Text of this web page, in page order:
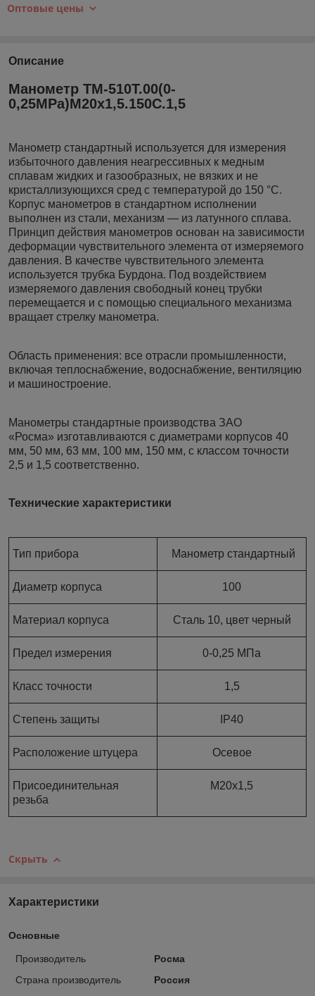
Оптовые цены
Описание
Манометр ТМ-510Т.00(0-
0,25MPa)М20х1,5.150С.1,5
Манометр стандартный используется для измерения
избыточного давления неагресcивных к медным
сплавам жидких и газообразных, не вязких и не
кристаллизующихся сред с температурой до 150 °C.
Корпус манометров в стандартном исполнении
выполнен из стали, механизм — из латунного сплава.
Принцип действия манометров основан на зависимости
деформации чувствительного элемента от измеряемого
давления. В качестве чувствительного элемента
используется трубка Бурдона. Под воздействием
измеряемого давления свободный конец трубки
перемещается и с помощью специального механизма
вращает стрелку манометра.
Область применения: все отрасли промышленности,
включая теплоснабжение, водоснабжение, вентиляцию
и машиностроение.
Манометры стандартные производства ЗАО
«Росма» изготавливаются с диаметрами корпусов 40
мм, 50 мм, 63 мм, 100 мм, 150 мм, с классом точности
2,5 и 1,5 соответственно.
Технические характеристики
Тип прибора Манометр стандартный
Диаметр корпуса 100
Материал корпуса Сталь 10, цвет черный
Предел измерения 0-0,25 МПа
Класс точности 1,5
Степень защиты IP40
Расположение штуцера Осевое
Присоединительная
резьба
М20х1,5
Скрыть
Характеристики
Основные
Производитель
Росма
Страна производитель
Россия